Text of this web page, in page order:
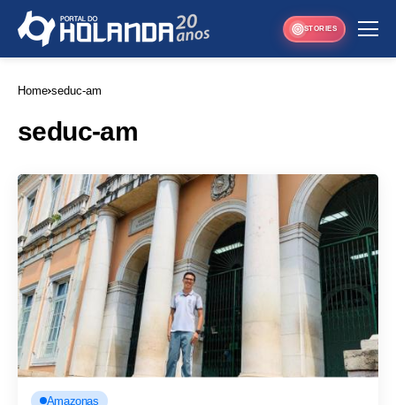
STORIES
Home seduc-am
seduc-am
Amazonas